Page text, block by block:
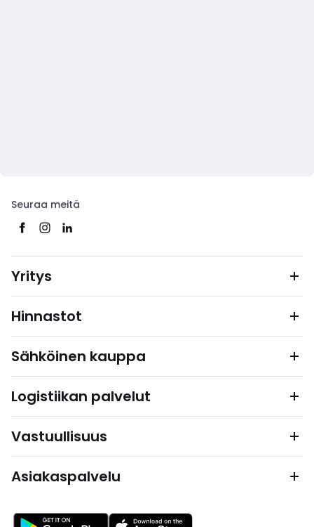
Seuraa meitä
Yritys
Hinnastot
Sähköinen kauppa
Logistiikan palvelut
Vastuullisuus
Asiakaspalvelu